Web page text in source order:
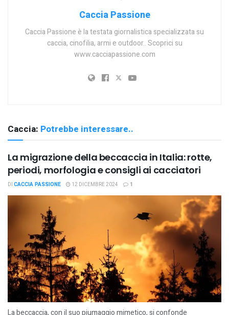
Caccia Passione
Caccia Passione è la testata giornalistica specializzata su
caccia, cinofilia, armi e outdoor.. Scoprici su
www.cacciapassione.com
Caccia: Potrebbe interessare..
La migrazione della beccaccia in Italia: rotte,
periodi, morfologia e consigli ai cacciatori
DI CACCIA PASSIONE 12 DICEMBRE 2024 1
La beccaccia, con il suo piumaggio mimetico, si confonde